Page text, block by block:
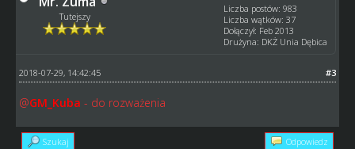
Tutejszy
Liczba postów: 983
Liczba wątków: 37
Dołączył: Feb 2013
Drużyna: DKŻ Unia Dębica
#3
2018-07-29, 14:42:45
@GM_Kuba - do rozważenia
Szukaj Odpowiedz